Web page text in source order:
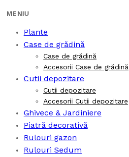
Plante
Case de grădină
Case de grădină
Accesorii Case de grădină
Cutii depozitare
Cutii depozitare
Accesorii Cutii depozitare
Ghivece & Jardiniere
Piatră decorativă
Rulouri gazon
Rulouri Sedum